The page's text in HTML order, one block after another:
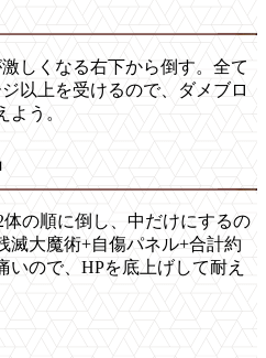
しくなる右下から倒す。全て
以上を受けるので、ダメブロ
う。
の順に倒し、中だけにするの
滅大魔術+自傷パネル+合計約
いので、HPを底上げして耐え